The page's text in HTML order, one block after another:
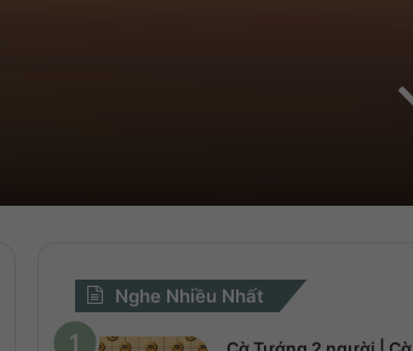
Nghe Nhiều Nhất